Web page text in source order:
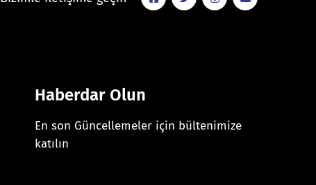
Haberdar Olun
En son Güncellemeler için bültenimize
katılın